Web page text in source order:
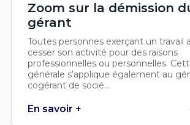
Zoom sur la démission
gérant
Toutes personnes exerçant un travail
cesser son activité pour des raisons
professionnelles ou personnelles.
générale s’applique également au
cogérant de socié...
En savoir +